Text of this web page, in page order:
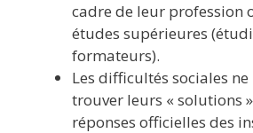
cadre de leur profession
études supérieures
formateurs).
Les difficultés sociales
trouver leurs « solutions
réponses officielles des